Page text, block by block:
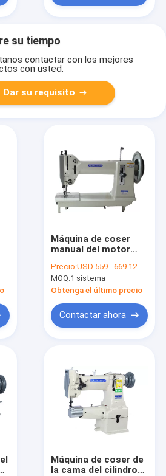
su tiempo
contactar con los mejores
con usted.
Dar su requisito
Máquina de coser
manual del motor
lubricación 800RPM
750W
Precio:USD 559 - 669.12 per set
MOQ:1 sistema
Obtenga el último precio
Contactar ahora
Máquina de coser de
la cama del cilindro